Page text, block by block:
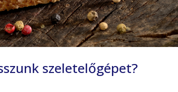
szeletelőgépet?